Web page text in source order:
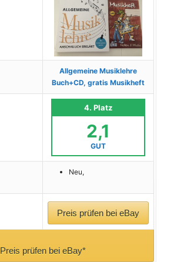
Allgemeine Musiklehre
Buch+CD, gratis Musikheft
4. Platz
2,1
GUT
Neu,
Preis prüfen bei eBay
Preis prüfen bei eBay*